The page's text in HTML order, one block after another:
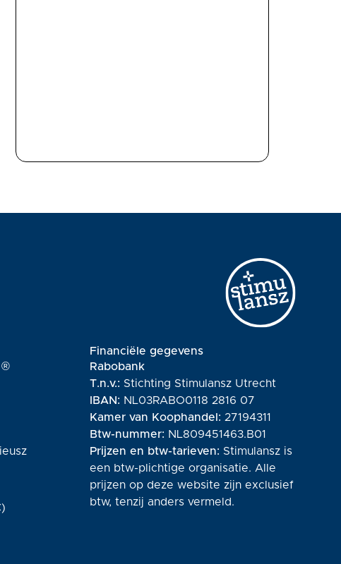
®
Financiële gegevens
Rabobank
T.n.v.: Stichting Stimulansz Utrecht
IBAN: NL03RABO0118 2816 07
Kamer van Koophandel: 27194311
Btw-nummer: NL809451463.B01
Prijzen en btw-tarieven: Stimulansz is
een btw-plichtige organisatie. Alle
prijzen op deze website zijn exclusief
btw, tenzij anders vermeld.